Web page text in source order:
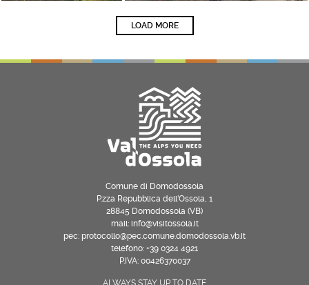
LOAD MORE
Comune di Domodossola
P.zza Repubblica dell’Ossola, 1
28845 Domodossola (VB)
mail: info@visitossola.it
pec: protocollo@pec.comune.domodossola.vb.it
telefono: +39 0324 4921
P.IVA: 00426370037
ALWAYS STAY UP TO DATE